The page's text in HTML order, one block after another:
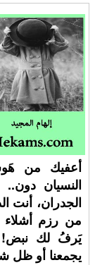
أعفيك من
النسيان
الجدران، أنت
من رزم أشلاء
يَرفُ لك نبض!
يجمعنا أو ظل